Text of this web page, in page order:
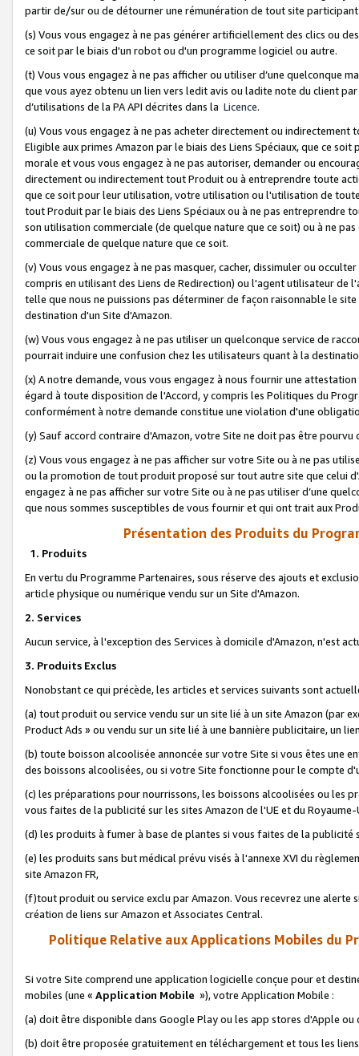
partir de/sur ou de détourner une rémunération de tout site
(s) Vous vous engagez à ne pas générer artificiellement des clics ou
ce soit par le biais d'un robot ou d'un programme logiciel ou autre.
(t) Vous vous engagez à ne pas afficher ou utiliser d’une quelconque
que vous ayez obtenu un lien vers ledit avis ou ladite note du client
d’utilisations de la PA API décrites dans la Licence.
(u) Vous vous engagez à ne pas acheter directement ou
Eligible aux primes Amazon par le biais des Liens Spéciaux, que ce
morale et vous vous engagez à ne pas autoriser, demander ou
directement ou indirectement tout Produit ou à entreprendre toute
que ce soit pour leur utilisation, votre utilisation ou l'utilisation de
tout Produit par le biais des Liens Spéciaux ou à ne pas entreprendre
son utilisation commerciale (de quelque nature que ce soit) ou à ne
commerciale de quelque nature que ce soit.
(v) Vous vous engagez à ne pas masquer, cacher, dissimuler ou
compris en utilisant des Liens de Redirection) ou l'agent utilisateur
telle que nous ne puissions pas déterminer de façon raisonnable le
destination d'un Site d'Amazon.
(w) Vous vous engagez à ne pas utiliser un quelconque service de
pourrait induire une confusion chez les utilisateurs quant à la
(x) A notre demande, vous vous engagez à nous fournir une
égard à toute disposition de l'Accord, y compris les Politiques du
conformément à notre demande constitue une violation d'une
(y) Sauf accord contraire d'Amazon, votre Site ne doit pas être
(z) Vous vous engagez à ne pas afficher sur votre Site ou à ne pas
ou la promotion de tout produit proposé sur tout autre site que celui
engagez à ne pas afficher sur votre Site ou à ne pas utiliser d’une
que nous sommes susceptibles de vous fournir et qui ont trait aux
Présentation des Produits du
1. Produits
En vertu du Programme Partenaires, sous réserve des ajouts et
article physique ou numérique vendu sur un Site d'Amazon.
2. Services
Aucun service, à l'exception des Services à domicile d'Amazon, n'est
3. Produits Exclus
Nonobstant ce qui précède, les articles et services suivants sont
(a) tout produit ou service vendu sur un site lié à un site Amazon (par
Product Ads » ou vendu sur un site lié à une bannière publicitaire, un
(b) toute boisson alcoolisée annoncée sur votre Site si vous êtes une
des boissons alcoolisées, ou si votre Site fonctionne pour le compte
(c) les préparations pour nourrissons, les boissons alcoolisées ou les
vous faites de la publicité sur les sites Amazon de l'UE et du Royaume-
(d) les produits à fumer à base de plantes si vous faites de la publicité
(e) les produits sans but médical prévu visés à l'annexe XVI du
site Amazon FR,
(f)tout produit ou service exclu par Amazon. Vous recevrez une alerte
création de liens sur Amazon et Associates Central.
Politique Relative aux Applications Mobiles du
Si votre Site comprend une application logicielle conçue pour et
mobiles (une « Application Mobile »), votre Application Mobile :
(a) doit être disponible dans Google Play ou les app stores d'Apple ou
(b) doit être proposée gratuitement en téléchargement et tous les